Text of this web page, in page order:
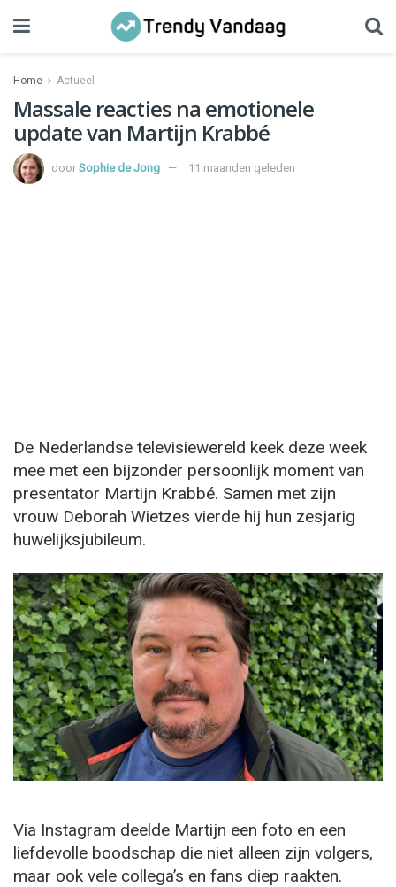
Home Actueel
Massale reacties na emotionele
update van Martijn Krabbé
door Sophie de Jong 11 maanden geleden
De Nederlandse televisiewereld keek deze week
mee met een bijzonder persoonlijk moment van
presentator Martijn Krabbé. Samen met zijn
vrouw Deborah Wietzes vierde hij hun zesjarig
huwelijksjubileum.
Via Instagram deelde Martijn een foto en een
liefdevolle boodschap die niet alleen zijn volgers,
maar ook vele collega’s en fans diep raakten.